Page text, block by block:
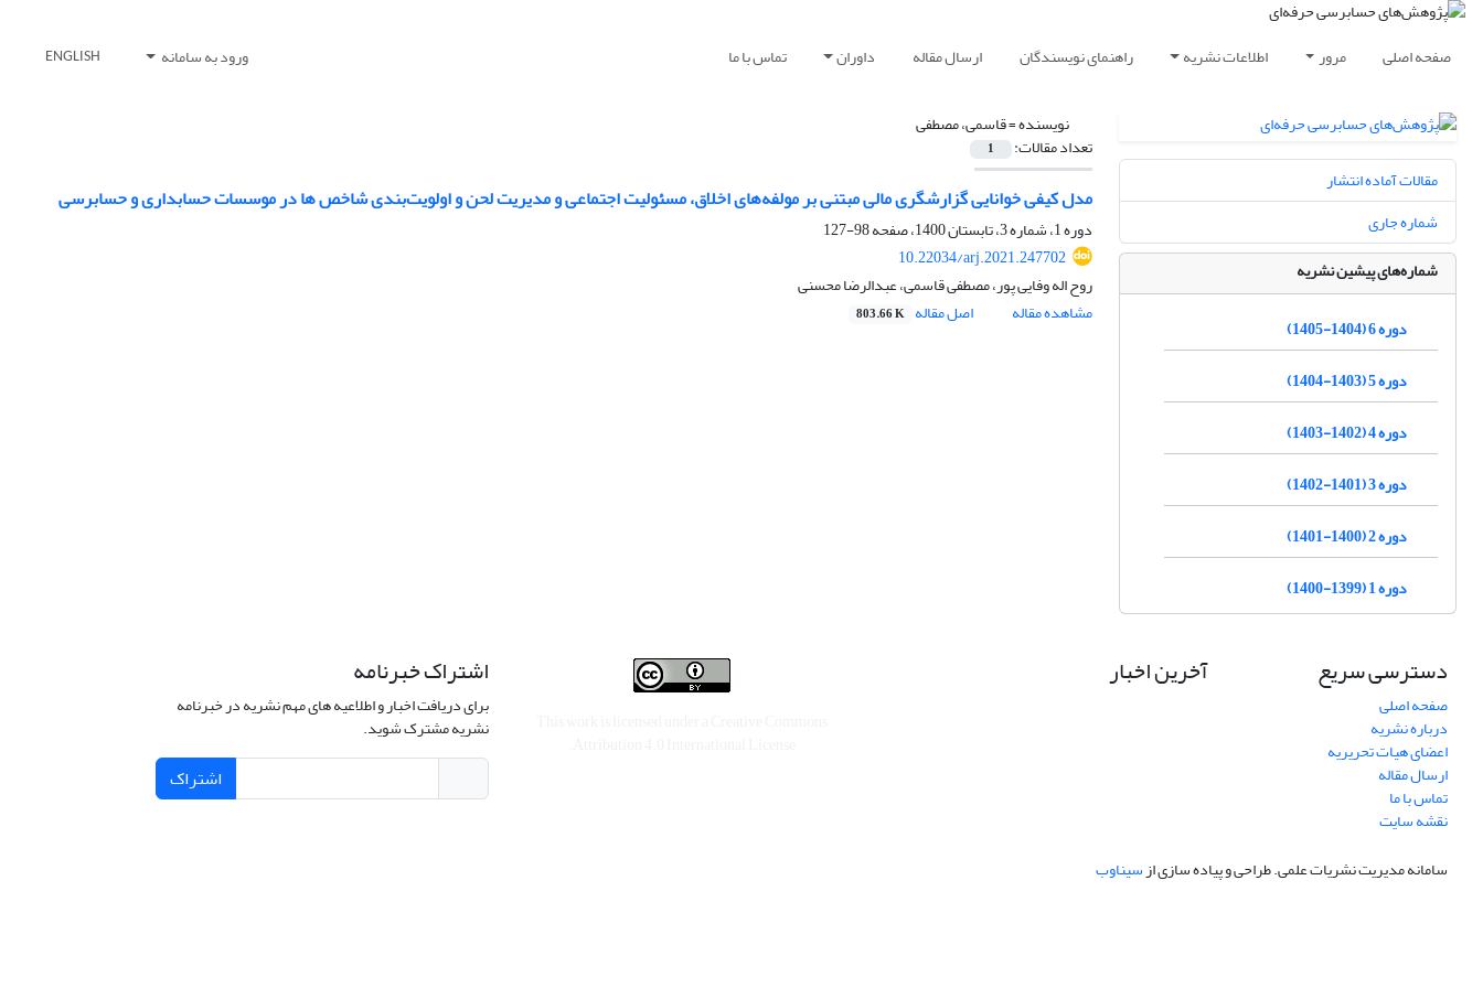
صفحه اصلی مرور اطلاعات نشریه راهنمای نویسندگان ارسال مقاله داوران تماس با ما ورود به سامانه ENGLISH
نویسنده =قاسمی، مصطفی
تعداد مقالات: 1
مدل کیفی خوانایی گزارشگری مالی مبتنی بر مولفه‌های اخلاق، مسئولیت اجتماعی و مدیریت لحن و اولویت‌بندی شاخص ها در موسسات حسابداری و حسابرسی
دوره 1، شماره 3، تابستان 1400، صفحه
98-127
10.22034/arj.2021.247702
روح اله وفایی پور، مصطفی قاسمی، عبدالرضا محسنی
مشاهده مقاله
اصل مقاله 803.66 K
مقالات آماده انتشار
شماره جاری
شماره‌های پیشین نشریه
دوره 6 (1404-1405)
دوره 5 (1403-1404)
دوره 4 (1402-1403)
دوره 3 (1401-1402)
دوره 2 (1400-1401)
دوره 1 (1399-1400)
دسترسی سریع
صفحه اصلی
درباره نشریه
اعضای هیات تحریریه
ارسال مقاله
تماس با ما
نقشه سایت
آخرین اخبار اشتراک خبرنامه
برای دریافت اخبار و اطلاعیه های مهم نشریه در خبرنامه
نشریه مشترک شوید.
اشتراک
سامانه مدیریت نشریات علمی.طراحی و پیاده سازی ازسیناوب